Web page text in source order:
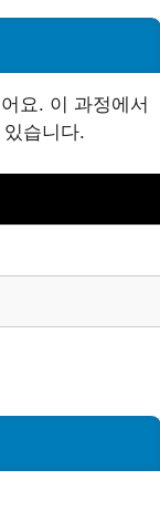
요. 이 과정에서
습니다.